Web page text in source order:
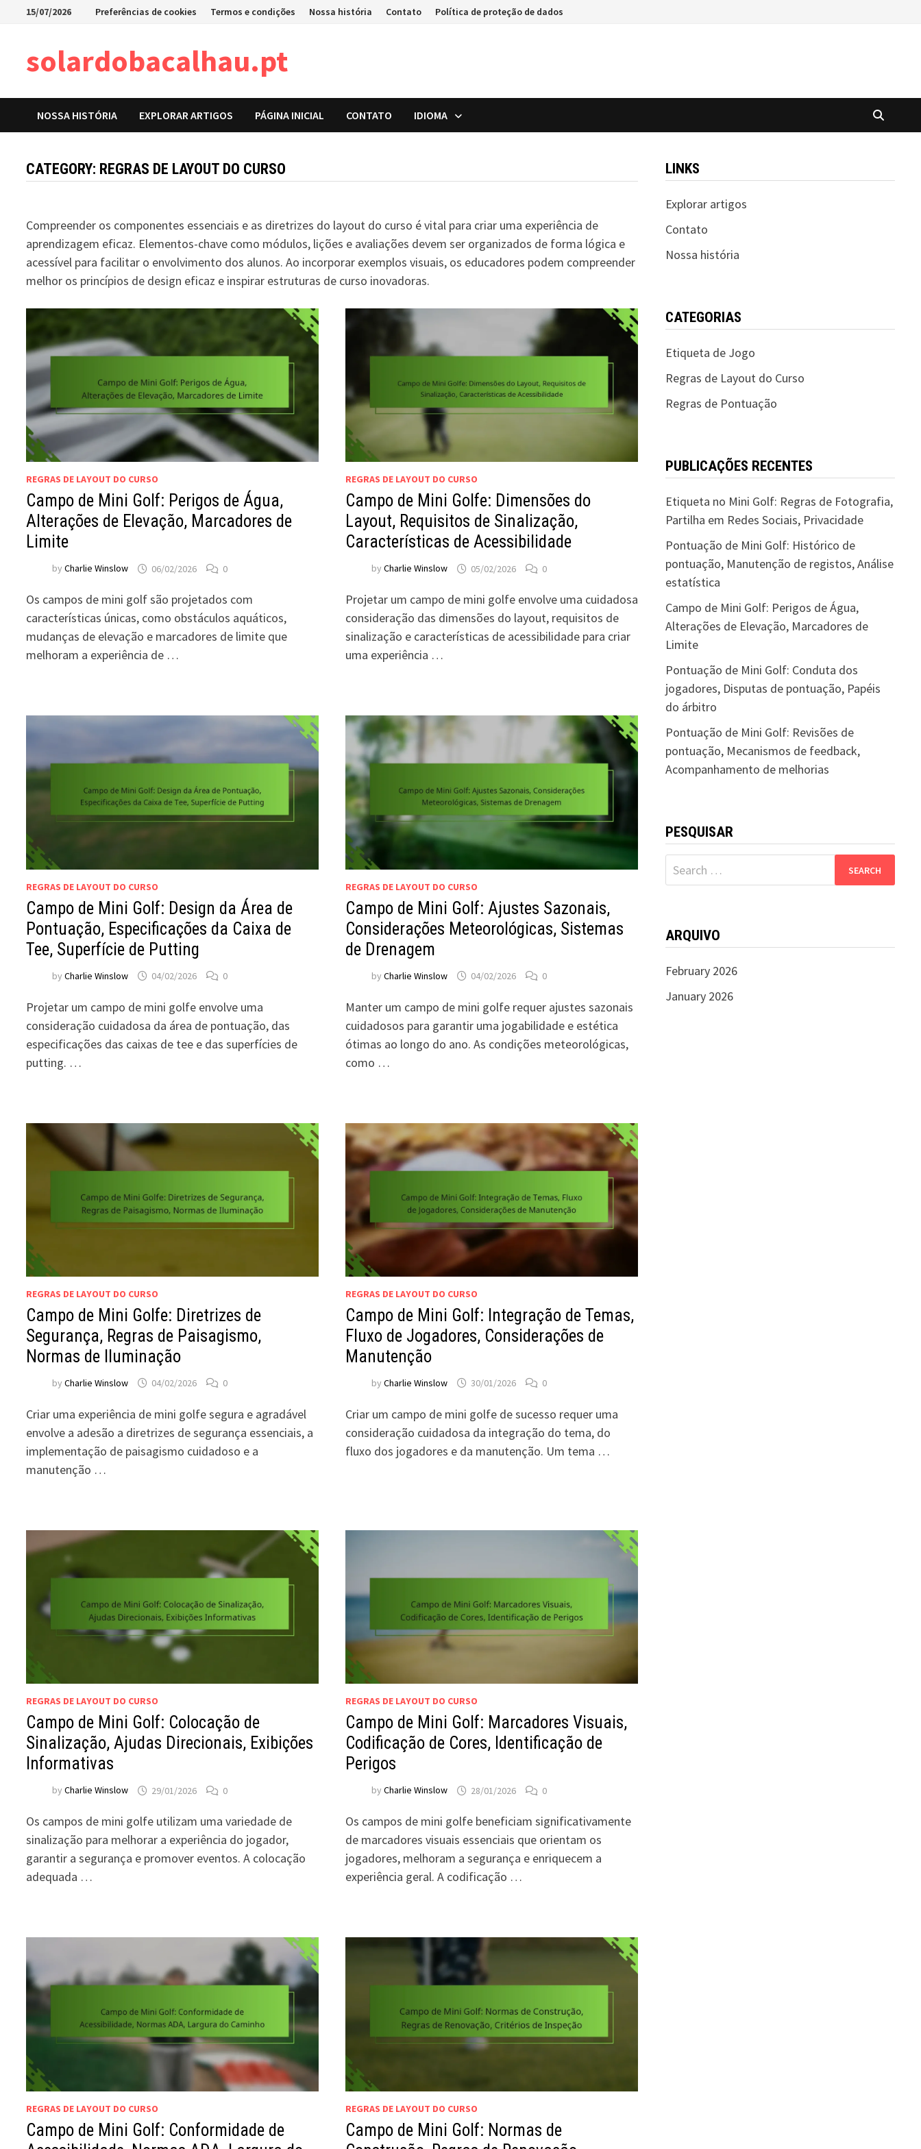
15/07/2026 Preferências de cookies Termos e condições Nossa história Contato Política de proteção de dados
solardobacalhau.pt
NOSSA HISTÓRIA EXPLORAR ARTIGOS PÁGINA INICIAL CONTATO IDIOMA
CATEGORY: REGRAS DE LAYOUT DO CURSO
Compreender os componentes essenciais e as diretrizes do layout do curso é vital para criar uma experiência de
aprendizagem eficaz. Elementos-chave como módulos, lições e avaliações devem ser organizados de forma lógica e
acessível para facilitar o envolvimento dos alunos. Ao incorporar exemplos visuais, os educadores podem compreender
melhor os princípios de design eficaz e inspirar estruturas de curso inovadoras.
REGRAS DE LAYOUT DO CURSO
Campo de Mini Golf: Perigos de Água,
Alterações de Elevação, Marcadores de
Limite
byCharlie Winslow 06/02/2026 0
Os campos de mini golf são projetados com
características únicas, como obstáculos aquáticos,
mudanças de elevação e marcadores de limite que
melhoram a experiência de …
REGRAS DE LAYOUT DO CURSO
Campo de Mini Golfe: Dimensões do
Layout, Requisitos de Sinalização,
Características de Acessibilidade
by Charlie Winslow 05/02/2026 0
Projetar um campo de mini golfe envolve uma cuidadosa
consideração das dimensões do layout, requisitos de
sinalização e características de acessibilidade para criar
uma experiência …
REGRAS DE LAYOUT DO CURSO
Campo de Mini Golf: Design da Área de
Pontuação, Especificações da Caixa de
Tee, Superfície de Putting
byCharlie Winslow 04/02/2026 0
Projetar um campo de mini golfe envolve uma
consideração cuidadosa da área de pontuação, das
especificações das caixas de tee e das superfícies de
putting. …
REGRAS DE LAYOUT DO CURSO
Campo de Mini Golf: Ajustes Sazonais,
Considerações Meteorológicas, Sistemas
de Drenagem
by Charlie Winslow 04/02/2026 0
Manter um campo de mini golfe requer ajustes sazonais
cuidadosos para garantir uma jogabilidade e estética
ótimas ao longo do ano. As condições meteorológicas,
como …
REGRAS DE LAYOUT DO CURSO
Campo de Mini Golfe: Diretrizes de
Segurança, Regras de Paisagismo,
Normas de Iluminação
byCharlie Winslow 04/02/2026 0
Criar uma experiência de mini golfe segura e agradável
envolve a adesão a diretrizes de segurança essenciais, a
implementação de paisagismo cuidadoso e a
manutenção …
REGRAS DE LAYOUT DO CURSO
Campo de Mini Golf: Integração de Temas,
Fluxo de Jogadores, Considerações de
Manutenção
by Charlie Winslow 30/01/2026 0
Criar um campo de mini golfe de sucesso requer uma
consideração cuidadosa da integração do tema, do
fluxo dos jogadores e da manutenção. Um tema …
REGRAS DE LAYOUT DO CURSO
Campo de Mini Golf: Colocação de
Sinalização, Ajudas Direcionais, Exibições
Informativas
byCharlie Winslow 29/01/2026 0
Os campos de mini golfe utilizam uma variedade de
sinalização para melhorar a experiência do jogador,
garantir a segurança e promover eventos. A colocação
adequada …
REGRAS DE LAYOUT DO CURSO
Campo de Mini Golf: Marcadores Visuais,
Codificação de Cores, Identificação de
Perigos
by Charlie Winslow 28/01/2026 0
Os campos de mini golfe beneficiam significativamente
de marcadores visuais essenciais que orientam os
jogadores, melhoram a segurança e enriquecem a
experiência geral. A codificação …
REGRAS DE LAYOUT DO CURSO
Campo de Mini Golf: Conformidade de
REGRAS DE LAYOUT DO CURSO
Campo de Mini Golf: Normas de
LINKS
Explorar artigos
Contato
Nossa história
CATEGORIAS
Etiqueta de Jogo
Regras de Layout do Curso
Regras de Pontuação
PUBLICAÇÕES RECENTES
Etiqueta no Mini Golf: Regras de Fotografia,
Partilha em Redes Sociais, Privacidade
Pontuação de Mini Golf: Histórico de
pontuação, Manutenção de registos, Análise
estatística
Campo de Mini Golf: Perigos de Água,
Alterações de Elevação, Marcadores de
Limite
Pontuação de Mini Golf: Conduta dos
jogadores, Disputas de pontuação, Papéis
do árbitro
Pontuação de Mini Golf: Revisões de
pontuação, Mecanismos de feedback,
Acompanhamento de melhorias
PESQUISAR
Search
for:
ARQUIVO
February 2026
January 2026